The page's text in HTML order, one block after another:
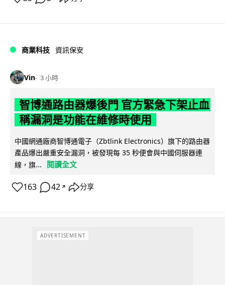
商業科技 資訊保安
Vin 3 小時
智博通路由器爆後門 官方緊急下架止血
稱漏洞是功能在維修時使用
中國網通廠商智博通電子（Zbtlink Electronics）旗下的路由器
產品爆出嚴重安全漏洞，被發現每 35 秒便會與中國伺服器連
線，旗...
閱讀全文
163 42 ↗ 分享
ADVERTISEMENT